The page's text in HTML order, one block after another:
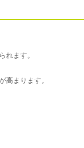
ます。
まります。